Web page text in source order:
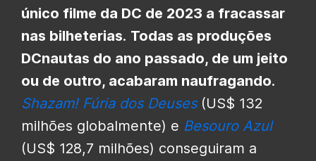
único filme da DC de 2023 a fracassar
nas bilheterias. Todas as produções
DCnautas do ano passado, de um jeito
ou de outro, acabaram naufragando.
Shazam! Fúria dos Deuses(US$ 132
milhões globalmente) e Besouro Azul
(US$ 128,7 milhões) conseguiram a